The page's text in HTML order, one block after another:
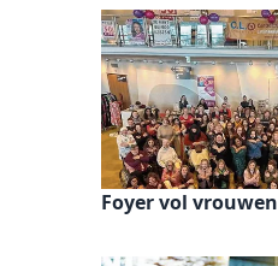
Foyer vol vrouwen